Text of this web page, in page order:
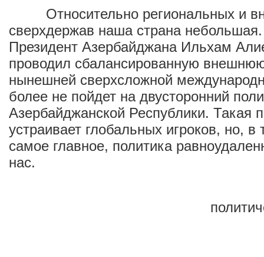
Относительно региональных и
сверхдержав наша страна
Президент Азербайджана Ильхам
проводил сбалансированную
нынешней сверхсложной
более не пойдет на двусторонний
Азербайджанской Республики. Такая
устраивает глобальных игроков, но,
самое главное, политика
нас.